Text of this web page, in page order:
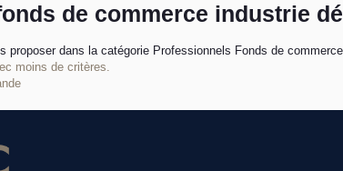
de commerce industrie
proposer dans la catégorie Professionnels Fonds de
moins de critères.